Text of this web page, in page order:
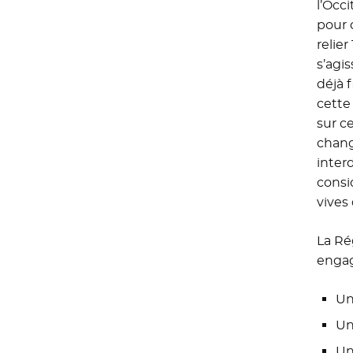
pour
relier
déjà
cette
sur
vives
La